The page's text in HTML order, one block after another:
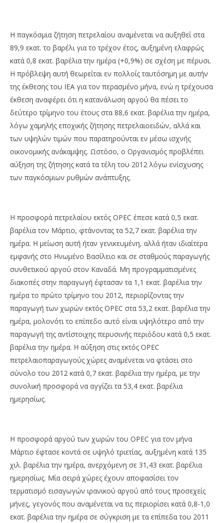
Η παγκόσμια ζήτηση πετρελαίου αναμένεται να αυξηθεί στα
89,9 εκατ. το βαρέλι για το τρέχον έτος, αυξημένη ελαφρώς
κατά 0,8 εκατ. βαρέλια την ημέρα (+0,9%) σε σχέση με πέρυσι.
Η πρόβλεψη αυτή θεωρείται εν πολλοίς ταυτόσημη με αυτήν
της έκθεσης του ΙΕΑ για τον περασμένο μήνα, ενώ η τρέχουσα
έκθεση αναφέρει ότι η κατανάλωση αργού θα πέσει το
δεύτερο τρίμηνο του έτους στα 88,6 εκατ. βαρέλια την ημέρα,
λόγω χαμηλής εποχικής ζήτησης πετρελαιοειδών, αλλά και
των υψηλών τιμών που παρατηρούνται εν μέσω ισχνής
οικονομικής ανάκαμψης. Ωστόσο, ο Οργανισμός προβλέπει
αύξηση της ζήτησης κατά τα τέλη του 2012 λόγω ενίσχυσης
των παγκόσμιων ρυθμών ανάπτυξης.
Η προσφορά πετρελαίου εκτός OPEC έπεσε κατά 0,5 εκατ.
βαρέλια τον Μάρτιο, φτάνοντας τα 52,7 εκατ. βαρέλια την
ημέρα. Η μείωση αυτή ήταν γενικευμένη, αλλά ήταν ιδιαίτερα
εμφανής στο Ηνωμένο Βασίλειο και σε σταθμούς παραγωγής
συνθετικού αργού στον Καναδά. Μη προγραμματισμένες
διακοπές στην παραγωγή έφτασαν τα 1,1 εκατ. βαρέλια την
ημέρα το πρώτο τρίμηνο του 2012, περιορίζοντας την
παραγωγή των χωρών εκτός OPEC στα 53,2 εκατ. βαρέλια την
ημέρα, μολονότι το επίπεδο αυτό είναι υψηλότερο από την
παραγωγή της αντίστοιχης περυσινής περιόδου κατά 0,5 εκατ.
βαρέλια την ημέρα. Η αύξηση στις εκτός OPEC
πετρελαιοπαραγωγούς χώρες αναμένεται να φτάσει στο
σύνολο του 2012 κατά 0,7 εκατ. βαρέλια την ημέρα, με την
συνολική προσφορά να αγγίζει τα 53,4 εκατ. βαρέλια
ημερησίως.
Η προσφορά αργού των χωρών του OPEC για τον μήνα
Μάρτιο έφτασε κοντά σε υψηλό τριετίας, αυξημένη κατά 135
χιλ. βαρέλια την ημέρα, ανερχόμενη σε 31,43 εκατ. βαρέλια
ημερησίως. Μία σειρά χώρες έχουν αποφασίσει τον
τερματισμό εισαγωγών ιρανικού αργού από τους προσεχείς
μήνες, γεγονός που αναμένεται να τις περιορίσει κατά 0,8-1,0
εκατ. βαρέλια την ημέρα σε σύγκριση με τα επίπεδα του 2011